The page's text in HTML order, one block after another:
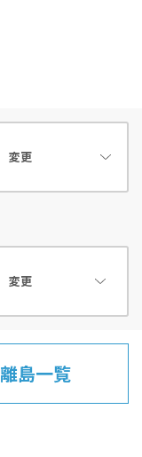
変更
変更
離島一覧